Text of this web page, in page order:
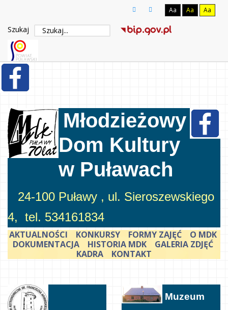
Aa Aa Aa
Szukaj
Młodzieżowy
Dom Kultury
w Puławach
24-100 Puławy , ul. Sieroszewskiego
4, tel. 534161834
AKTUALNOŚCI KONKURSY FORMY ZAJĘĆ
O MDK
DOKUMENTACJA
HISTORIA MDK
GALERIA ZDJĘĆ
KADRA
KONTAKT
Muzeum